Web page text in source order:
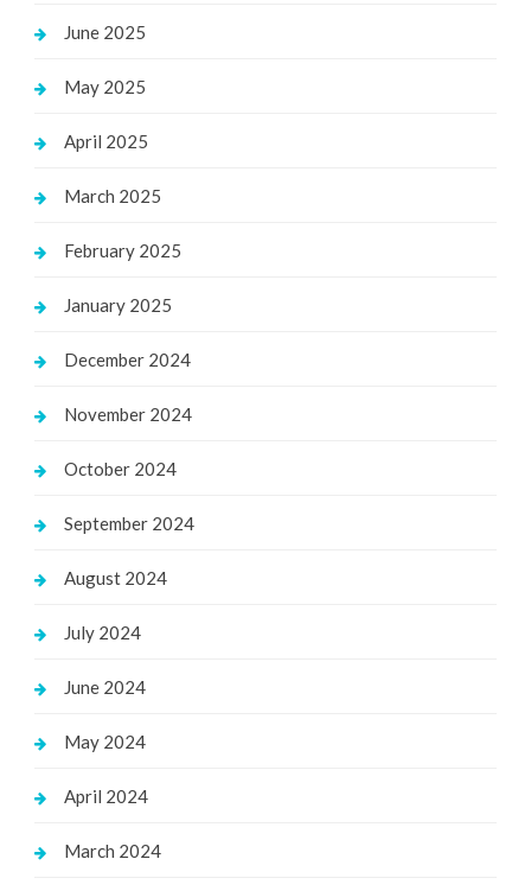
June 2025
May 2025
April 2025
March 2025
February 2025
January 2025
December 2024
November 2024
October 2024
September 2024
August 2024
July 2024
June 2024
May 2024
April 2024
March 2024